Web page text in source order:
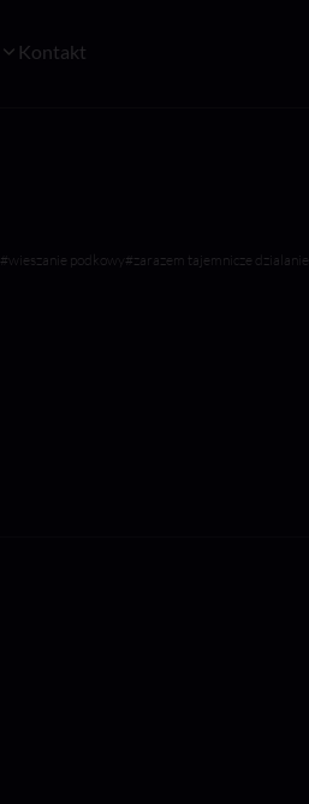
Kontakt
#wieszanie podkowy #zarazem tajemnicze dzialanie